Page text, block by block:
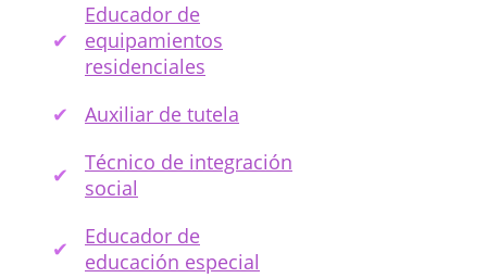
Educador de
equipamientos
residenciales
Auxiliar de tutela
Técnico de integración
social
Educador de
educación especial